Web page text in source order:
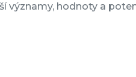
významy, hodnoty a